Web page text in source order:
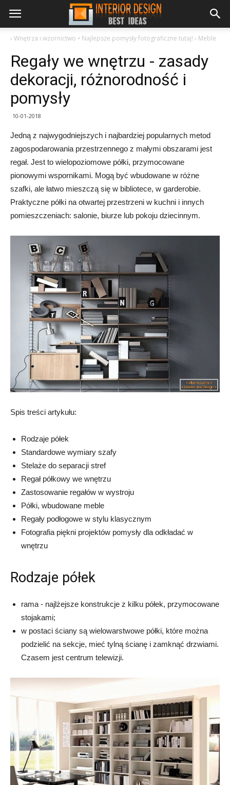
› Wnętrza i wzornictwo • Najlepsze pomysły fotograficzne tutaj! › Meble
Regały we wnętrzu - zasady
dekoracji, różnorodność i
pomysły
10-01-2018
Jedną z najwygodniejszych i najbardziej popularnych metod
zagospodarowania przestrzennego z małymi obszarami jest
regał. Jest to wielopoziomowe półki, przymocowane
pionowymi wspornikami. Mogą być wbudowane w różne
szafki, ale łatwo mieszczą się w bibliotece, w garderobie.
Praktyczne półki na otwartej przestrzeni w kuchni i innych
pomieszczeniach: salonie, biurze lub pokoju dziecinnym.
Spis treści artykułu:
Rodzaje półek
Standardowe wymiary szafy
Stelaże do separacji stref
Regał półkowy we wnętrzu
Zastosowanie regałów w wystroju
Półki, wbudowane meble
Regały podłogowe w stylu klasycznym
Fotografia piękni projektów pomysły dla odkładać w
wnętrzu
Rodzaje półek
rama - najlżejsze konstrukcje z kilku półek, przymocowane
stojakami;
w postaci ściany są wielowarstwowe półki, które można
podzielić na sekcje, mieć tylną ścianę i zamknąć drzwiami.
Czasem jest centrum telewizji.